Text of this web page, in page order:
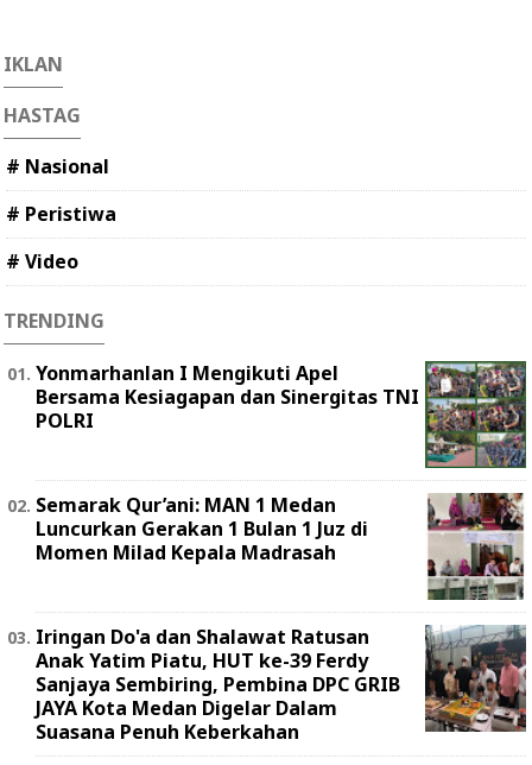
IKLAN
HASTAG
# Nasional
# Peristiwa
# Video
TRENDING
Yonmarhanlan I Mengikuti Apel
Bersama Kesiagapan dan Sinergitas TNI
POLRI
Semarak Qur’ani: MAN 1 Medan
Luncurkan Gerakan 1 Bulan 1 Juz di
Momen Milad Kepala Madrasah
Iringan Do'a dan Shalawat Ratusan
Anak Yatim Piatu, HUT ke-39 Ferdy
Sanjaya Sembiring, Pembina DPC GRIB
JAYA Kota Medan Digelar Dalam
Suasana Penuh Keberkahan